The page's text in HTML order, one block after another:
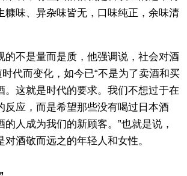
糠味、异杂味皆无，口味纯正，余味清
的不是量而是质，他强调说，社会对酒
时代而变化，如今已“不是为了卖酒和买
。这就是时代的要求。我们不想过于在
反应，而是希望那些没有喝过日本酒
的人成为我们的新顾客。”也就是说，
酒敬而远之的年轻人和女性。